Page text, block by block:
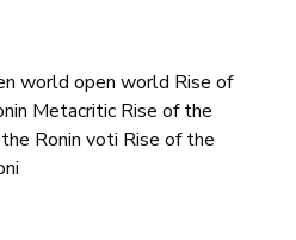
world open world Rise of
Metacritic Rise of the
Ronin voti Rise of the